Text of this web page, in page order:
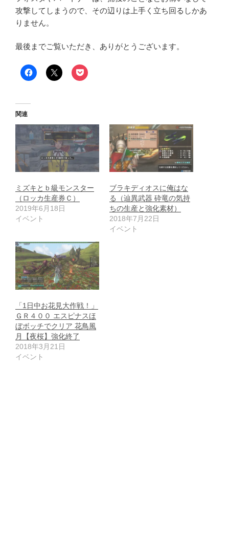
攻撃してしまうので、その辺りは上手く立ち回るしかあ
りません。
最後までご覧いただき、ありがとうございます。
関連
ミズキとｂ級モンスター
（ロッカ生産券Ｃ）
2019年6月18日
イベント
ブラキディオスに俺はな
る（辿異武器 砕竜の気持
ちの生産と強化素材）
2018年7月22日
イベント
「1日中お花見大作戦！」
ＧＲ４００ エスピナスほ
ぼボッチでクリア 花鳥風
月【夜桜】強化終了
2018年3月21日
イベント